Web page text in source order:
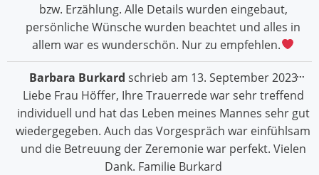
bzw. Erzählung. Alle Details wurden eingebaut,
persönliche Wünsche wurden beachtet und alles in
allem war es wunderschön. Nur zu empfehlen.
Barbara Burkard schrieb am 13. September 2023
Liebe Frau Höffer, Ihre Trauerrede war sehr treffend
individuell und hat das Leben meines Mannes sehr gut
wiedergegeben. Auch das Vorgespräch war einfühlsam
und die Betreuung der Zeremonie war perfekt. Vielen
Dank. Familie Burkard
...